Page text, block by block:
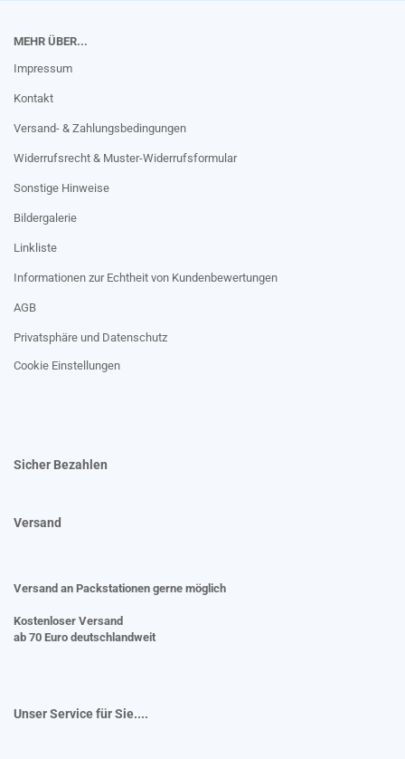
MEHR ÜBER...
Impressum
Kontakt
Versand- & Zahlungsbedingungen
Widerrufsrecht & Muster-Widerrufsformular
Sonstige Hinweise
Bildergalerie
Linkliste
Informationen zur Echtheit von Kundenbewertungen
AGB
Privatsphäre und Datenschutz
Cookie Einstellungen
Sicher Bezahlen
Versand
Versand an Packstationen gerne möglich
Kostenloser Versand
ab 70 Euro deutschlandweit
Unser Service für Sie....